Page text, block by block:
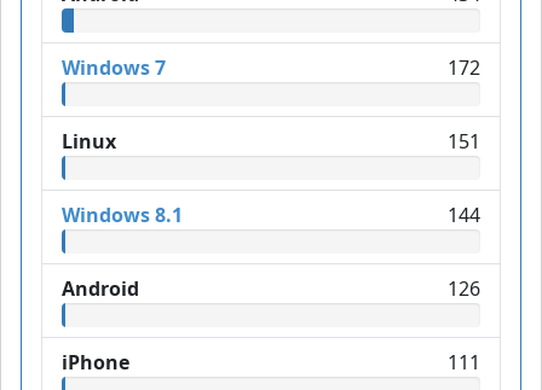
Windows 7 172
Linux 151
Windows 8.1 144
Android 126
iPhone 111